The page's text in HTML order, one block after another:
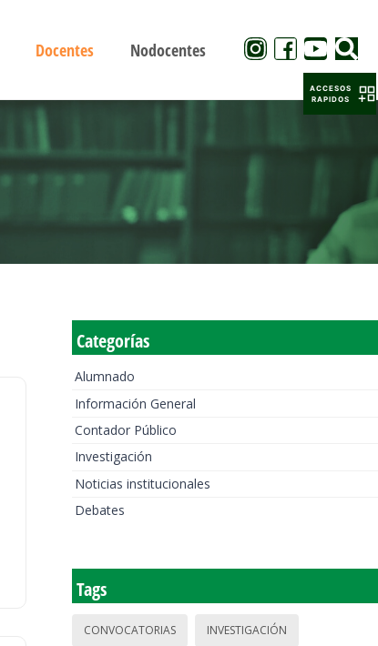
Docentes Nodocentes
Categorías
Alumnado
Información General
Contador Público
Investigación
Noticias institucionales
Debates
Tags
CONVOCATORIAS INVESTIGACIÓN
ACCESOS
RAPIDOS